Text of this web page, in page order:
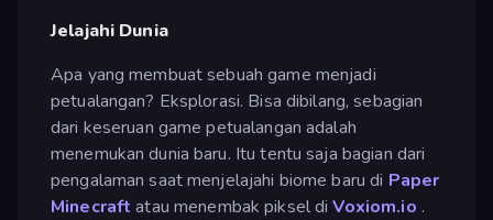
Jelajahi Dunia
Apa yang membuat sebuah game menjadi
petualangan? Eksplorasi. Bisa dibilang, sebagian
dari keseruan game petualangan adalah
menemukan dunia baru. Itu tentu saja bagian dari
pengalaman saat menjelajahi biome baru di Paper
Minecraft atau menembak piksel diVoxiom.io .